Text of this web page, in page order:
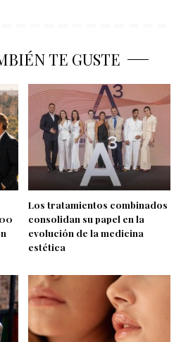
TE GUSTE
Los tratamientos combinados
consolidan su papel en la
evolución de la medicina
estética